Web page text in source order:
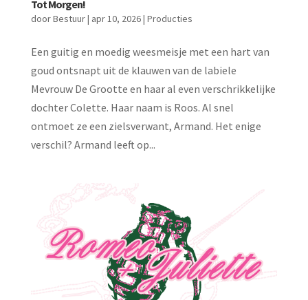
Tot Morgen!
doorBestuur| apr 10, 2026| Producties
Een guitig en moedig weesmeisje met een hart van
goud ontsnapt uit de klauwen van de labiele
Mevrouw De Grootte en haar al even verschrikkelijke
dochter Colette. Haar naam is Roos. Al snel
ontmoet ze een zielsverwant, Armand. Het enige
verschil? Armand leeft op...